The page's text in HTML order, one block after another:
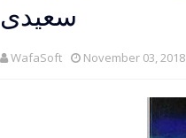
سعیدی
WafaSoft November 03, 2018